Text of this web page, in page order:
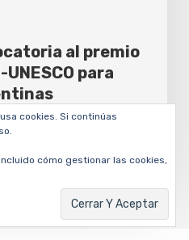
al premio
para
cookies. Si continúas
cómo gestionar las cookies,